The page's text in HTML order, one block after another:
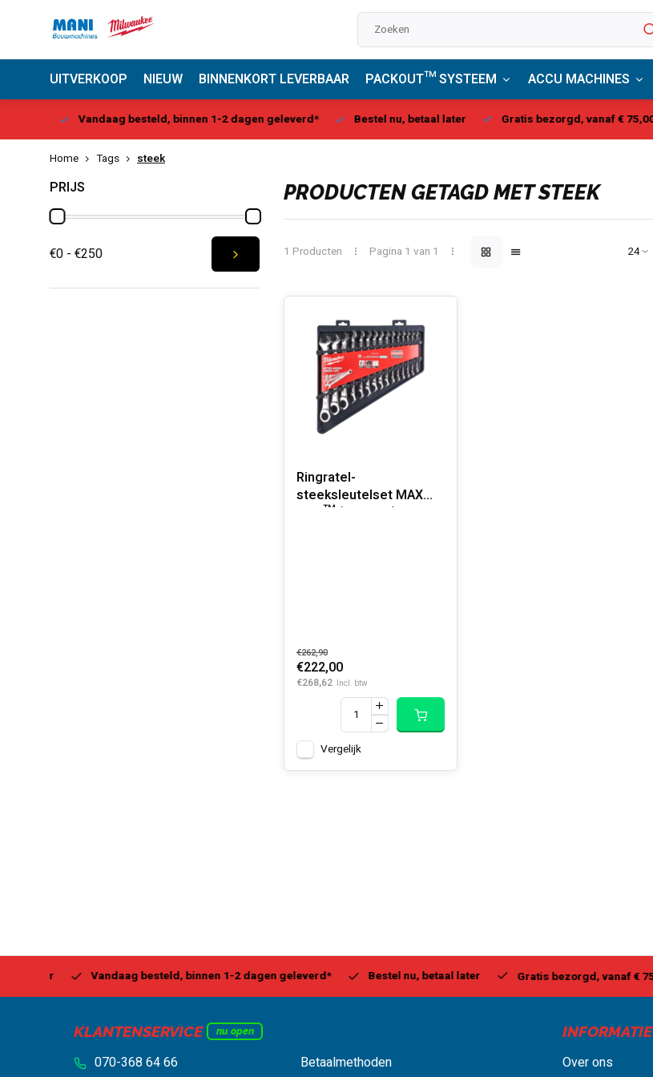
UITVERKOOP NIEUW BINNENKORT LEVERBAAR PACKOUT™ SYSTEEM ACCU MACHINES
Vandaag besteld, binnen 1-2 dagen geleverd* Bestel nu, betaal later Gratis bezorgd, vanaf € 75,00
Home Tags steek
PRIJS
€0 - €250
PRODUCTEN GETAGD MET STEEK
1 Producten Pagina 1 van 1
Ringratel-
steeksleutelset MAX
BITE™ (15-delig)
€262,90
€222,00
€268,62 Incl. btw
Vergelijk
Vandaag besteld, binnen 1-2 dagen geleverd* Bestel nu, betaal later Gratis bezorgd, vanaf € 75,00
KLANTENSERVICE nu open
070-368 64 66
Betaalmethoden
INFORMATIE
Over ons